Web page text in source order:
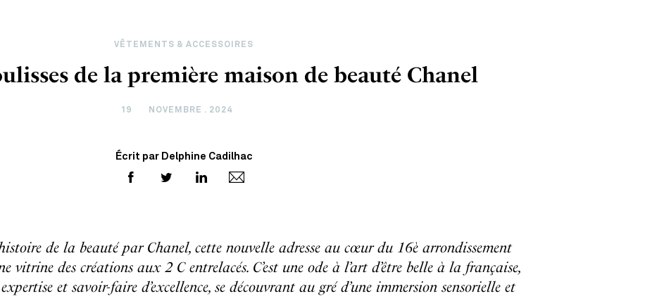
VÊTEMENTS & ACCESSOIRES
de la première maison de beauté Chanel
19 NOVEMBRE . 2024
Écrit par Delphine Cadilhac
de la beauté par Chanel, cette nouvelle adresse au cœur du 16è arrondissement
vitrine des créations aux 2 C entrelacés. C’est une ode à l’art d’être belle à la française,
et savoir-faire d’excellence, se découvrant au gré d’une immersion sensorielle et